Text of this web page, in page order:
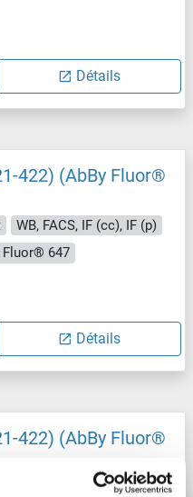
Détails
422) (AbBy Fluor®
WB, FACS, IF (cc), IF (p)
Fluor® 647
Détails
422) (AbBy Fluor®
WB, FACS, IF (cc), IF (p)